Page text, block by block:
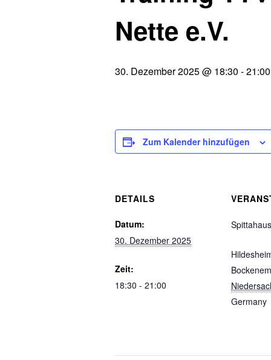
Nette e.V.
30. Dezember 2025 @ 18:30 -21:00
Zum Kalender hinzufügen
DETAILS
Datum:
30. Dezember 2025
Zeit:
18:30 - 21:00
Spittahaus
Bockenem
Germany